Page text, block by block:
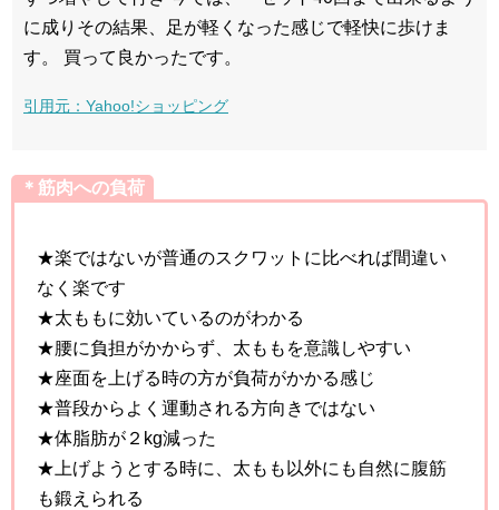
に成りその結果、足が軽くなった感じで軽快に歩けま
す。 買って良かったです。
引用元：Yahoo!ショッピング
＊筋肉への負荷
★楽ではないが普通のスクワットに比べれば間違い
なく楽です
★太ももに効いているのがわかる
★腰に負担がかからず、太ももを意識しやすい
★座面を上げる時の方が負荷がかかる感じ
★普段からよく運動される方向きではない
★体脂肪が２kg減った
★上げようとする時に、太もも以外にも自然に腹筋
も鍛えられる